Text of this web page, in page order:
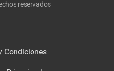
reservados
Condiciones